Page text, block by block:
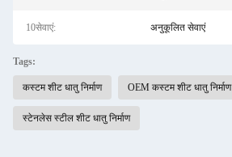
10सेवाएं: अनुकूलित सेवाएं
Tags:
कस्टम शीट धातु निर्माण OEM कस्टम शीट धातु निर्माण
स्टेनलेस स्टील शीट धातु निर्माण